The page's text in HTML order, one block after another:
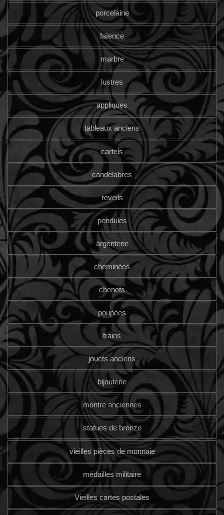
porcelaine
faïence
marbre
lustres
appliques
tableaux anciens
cartels
candelabres
reveils
pendules
argenterie
cheminées
chenets
poupées
trains
jouets anciens
bijouterie
montre anciennes
statues de bronze
vieilles pièces de monnaie
médailles militaire
Vieilles cartes postales